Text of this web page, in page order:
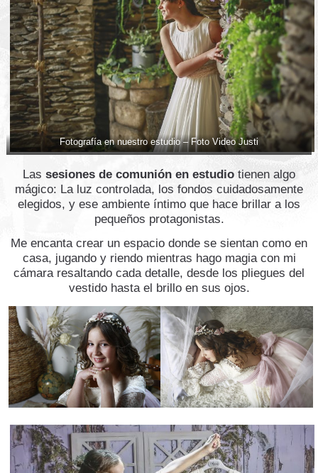
Fotografía en nuestro estudio – Foto Video Justi
Las sesiones de comunión en estudio tienen algo
mágico: La luz controlada, los fondos cuidadosamente
elegidos, y ese ambiente íntimo que hace brillar a los
pequeños protagonistas.
Me encanta crear un espacio donde se sientan como en
casa, jugando y riendo mientras hago magia con mi
cámara resaltando cada detalle, desde los pliegues del
vestido hasta el brillo en sus ojos.